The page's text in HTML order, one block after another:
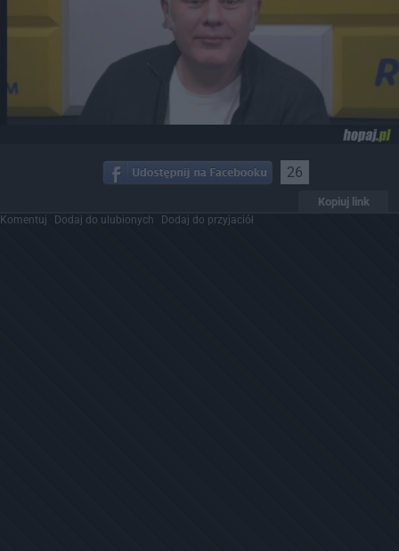
26
Kopiuj link
Komentuj Dodaj do ulubionych Dodaj do przyjaciół